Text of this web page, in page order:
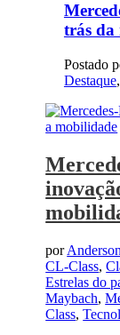
trás da
Postado
Destaque,
por
CL-Class,
Estrelas do
Maybach,
Class,